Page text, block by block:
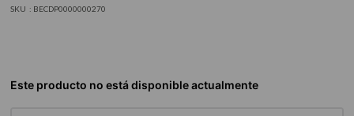
: BECDP0000000270
6. gama